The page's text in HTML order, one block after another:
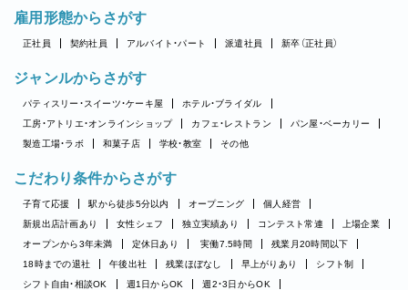
雇用形態からさがす
正社員 契約社員 アルバイト・パート 派遣社員 新卒（正社員）
ジャンルからさがす
パティスリー・スイーツ・ケーキ屋
ホテル・ブライダル
工房・アトリエ・オンラインショップ
カフェ・レストラン
パン屋・ベーカリー
製造工場・ラボ
和菓子店 学校・教室 その他
こだわり条件からさがす
子育て応援 駅から徒歩5分以内 オープニング
個人経営
新規出店計画あり
女性シェフ 独立実績あり コンテスト常連
上場企業
オープンから3年未満
定休日あり 実働7.5時間
残業月20時間以下
18時までの退社
午後出社 残業ほぼなし 早上がりあり
シフト制
シフト自由・相談OK
週1日からOK
週2・3日からOK